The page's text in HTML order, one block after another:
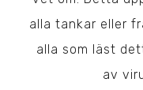
alla tankar eller
alla som läst
av